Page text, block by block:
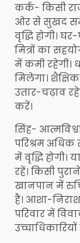
कर्क- किसी
ओर से सुखद
वृद्धि होगी।
मित्रों का
में कमी रहेगी।
मिलेगा।
उतार-चढ़ाव
करें।
सिंह-
परिश्रम
में वृद्धि होगी।
रहें। किसी
खानपान में
हैं। आशा-
परिवार में